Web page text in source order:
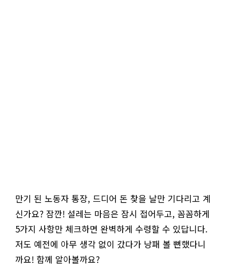
만기 된 노동자 통장, 드디어 돈 찾을 날만 기다리고 계
신가요? 잠깐! 설레는 마음은 잠시 접어두고, 꼼꼼하게
5가지 사항만 체크하면 완벽하게 수령할 수 있답니다.
저도 예전에 아무 생각 없이 갔다가 낭패 볼 뻔했다니
까요! 함께 알아볼까요?